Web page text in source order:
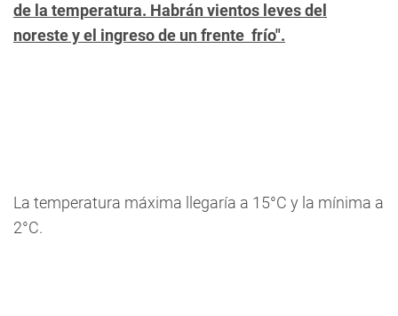
de la temperatura. Habrán vientos leves del
noreste y el ingreso de un frente frío".
La temperatura máxima llegaría a 15°C y la mínima a
2°C.